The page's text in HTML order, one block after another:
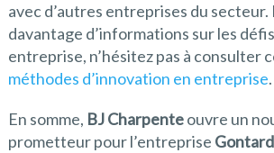
avec d’autres entreprises du
davantage d’informations sur les
entreprise, n’hésitez pas à consulter
méthodes d’innovation en entreprise.
En somme, BJ Charpenteouvre un
prometteur pour l’entreprise Gontard